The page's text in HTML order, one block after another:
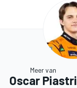
Meer van
Oscar Piastri